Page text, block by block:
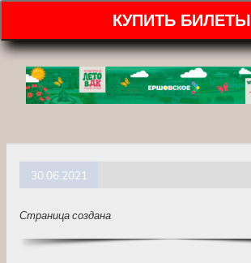
КУПИТЬ БИЛЕТЫ
30.06.2021
Страница создана